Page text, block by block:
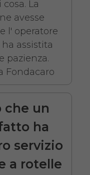
-
seduta
minimo è
La
avesse
l' operatore
assistita
pazienza.
Fondacaro
che un
ha
servizio
a rotelle